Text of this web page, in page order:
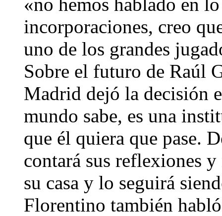
incorporaciones, creo
uno de los grandes
Sobre el futuro de Raúl
Madrid dejó la decisión
mundo sabe, es una
que él quiera que pase.
contará sus reflexiones y
su casa y lo seguirá
Florentino también